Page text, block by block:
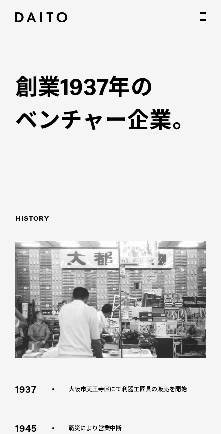
創業1937年の
ベンチャー企業。
HISTORY
1937 大阪市天王寺区にて利器工匠具の販売を開始
1945 戦災により営業中断